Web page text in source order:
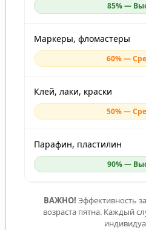
85% —
Маркеры, фломастеры
60% —
Клей, лаки, краски
50% —
Парафин, пластилин
90% —
ВАЖНО! Эффективность
возраста пятна. Каждый